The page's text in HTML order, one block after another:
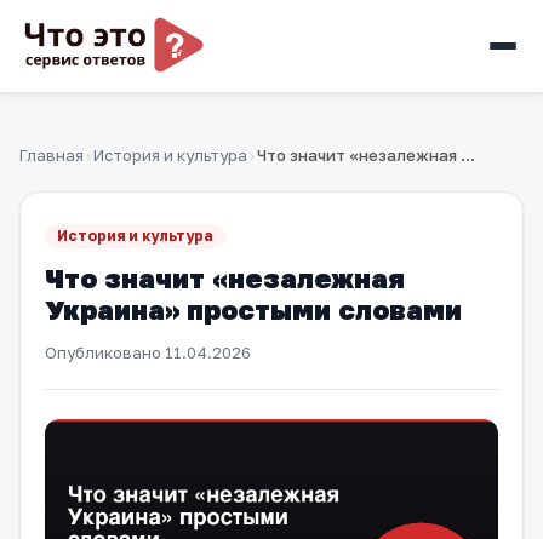
Главная › История и культура › Что значит «незалежная Украина» простыми словами
История и культура
Что значит «незалежная
Украина» простыми словами
Опубликовано 11.04.2026